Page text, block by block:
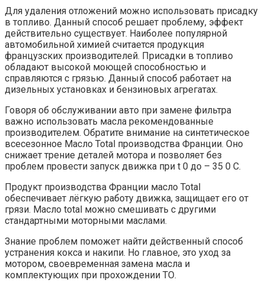
Для удаления отложений можно использовать присадку
в топливо. Данный способ решает проблему, эффект
действительно существует. Наиболее популярной
автомобильной химией считается продукция
французских производителей. Присадки в топливо
обладают высокой моющей способностью и
справляются с грязью. Данный способ работает на
дизельных установках и бензиновых агрегатах.
Говоря об обслуживании авто при замене фильтра
важно использовать масла рекомендованные
производителем. Обратите внимание на синтетическое
всесезонное Масло Total производства Франции. Оно
снижает трение деталей мотора и позволяет без
проблем провести запуск движка при t 0 до – 35 0 С.
Продукт производства Франции масло Total
обеспечивает лёгкую работу движка, защищает его от
грязи. Масло total можно смешивать с другими
стандартными моторными маслами.
Знание проблем поможет найти действенный способ
устранения кокса и накипи. Но главное, это уход за
мотором, своевременная замена масла и
комплектующих при прохождении ТО.